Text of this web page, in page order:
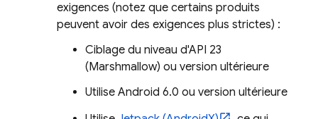
exigences (notez que certains produits
peuvent avoir des exigences plus strictes) :
Ciblage du niveau d'API 23
(Marshmallow) ou version ultérieure
Utilise Android 6.0 ou version ultérieure